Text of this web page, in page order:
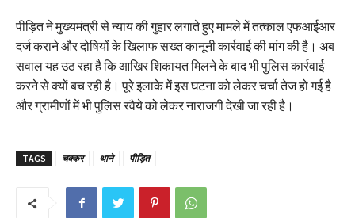
पीड़ित ने मुख्यमंत्री से न्याय की गुहार लगाते हुए मामले में तत्काल एफआईआर
दर्ज कराने और दोषियों के खिलाफ सख्त कानूनी कार्रवाई की मांग की है। अब
सवाल यह उठ रहा है कि आखिर शिकायत मिलने के बाद भी पुलिस कार्रवाई
करने से क्यों बच रही है। पूरे इलाके में इस घटना को लेकर चर्चा तेज हो गई है
और ग्रामीणों में भी पुलिस रवैये को लेकर नाराजगी देखी जा रही है।
TAGS चक्कर थाने पीड़ित